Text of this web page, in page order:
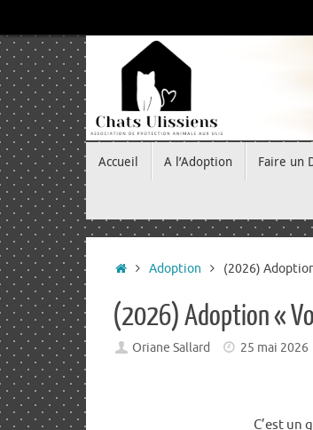
au
contenu
au
contenu
Accueil A l’Adoption Faire un
Accueil
Adoption (2026)
(2026) Adoption «
Oriane Sallard 25 mai 2026
C’est un